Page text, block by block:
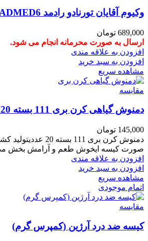
وکیوم آقایان تورنادو رادمد TORNADO RADMED6
689,000 تومان
ارسال به صورت محرمانه انجام می شود.
افزودن به علاقه مندی
افزودن به سبد خرید
مشاهده سریع
مقایسه
دمنوش گیاهی کرن بری 111 بسته 20 عددی
145,000 تومان
دمنوش کرن بری 111
صورت کیسه ایخوش طعم و آرامش بخش
افزودن به علاقه مندی
افزودن به سبد خرید
مشاهده سریع
اتمام موجودی
مقایسه
کیسه ضد درد آرژین (کمپرس گرم)